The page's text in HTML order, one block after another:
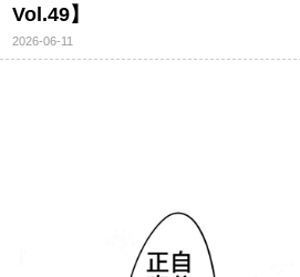
Vol.49】
2026-06-11